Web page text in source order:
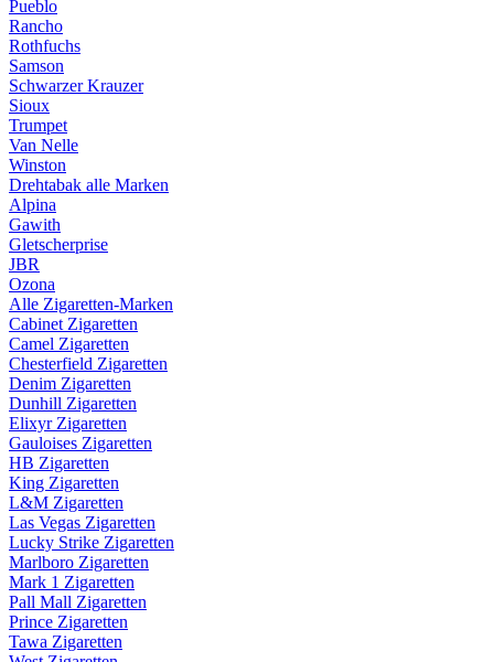
Pueblo
Rancho
Rothfuchs
Samson
Schwarzer Krauzer
Sioux
Trumpet
Van Nelle
Winston
Drehtabak alle Marken
Alpina
Gawith
Gletscherprise
JBR
Ozona
Alle Zigaretten-Marken
Cabinet Zigaretten
Camel Zigaretten
Chesterfield Zigaretten
Denim Zigaretten
Dunhill Zigaretten
Elixyr Zigaretten
Gauloises Zigaretten
HB Zigaretten
King Zigaretten
L&M Zigaretten
Las Vegas Zigaretten
Lucky Strike Zigaretten
Marlboro Zigaretten
Mark 1 Zigaretten
Pall Mall Zigaretten
Prince Zigaretten
Tawa Zigaretten